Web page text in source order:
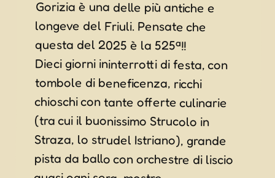
questa del 2025 è la 525ª!!
Dieci giorni ininterrotti di festa, con
tombole di beneficenza, ricchi
chioschi con tante offerte culinarie
(tra cui il buonissimo Strucolo in
Straza, lo strudel Istriano), grande
pista da ballo con orchestre di liscio
presentazioni di libri, mercatino delle
pulci, gara di scampanadors, incontri